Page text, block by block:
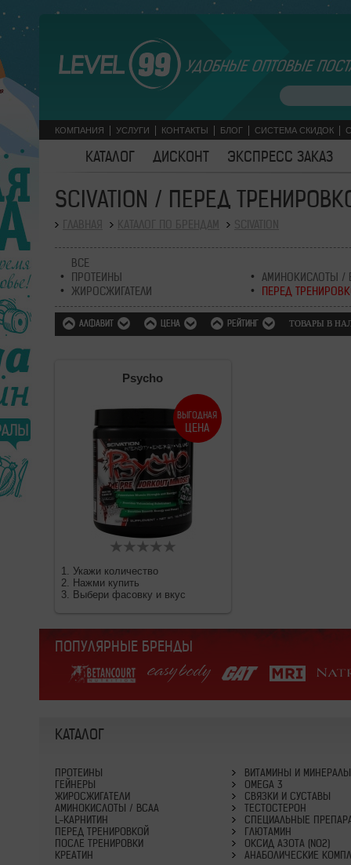
УДОБНЫЕ ОПТОВЫЕ
КОМПАНИЯ УСЛУГИ КОНТАКТЫ БЛОГ СИСТЕМА СКИДОК
КАТАЛОГ ДИСКОНТ ЭКСПРЕСС ЗАКАЗ
SCIVATION / ПЕРЕД
ВСЕ
ПРОТЕИНЫ
ЖИРОСЖИГАТЕЛИ
АМИНОКИСЛОТЫ /
ПЕРЕД
АЛФАВИТ ЦЕНА РЕЙТИНГ ТОВАРЫ В
ВЫГОДНАЯ
ЦЕНА
Psycho
1. Укажи количество
2. Нажми купить
3. Выбери фасовку и вкус
ПОПУЛЯРНЫЕ БРЕНДЫ
КАТАЛОГ
ПРОТЕИНЫ
ГЕЙНЕРЫ
ЖИРОСЖИГАТЕЛИ
АМИНОКИСЛОТЫ / BCAA
L-КАРНИТИН
ПЕРЕД ТРЕНИРОВКОЙ
ПОСЛЕ ТРЕНИРОВКИ
КРЕАТИН
ВИТАМИНЫ И МИНЕРАЛЫ
OMEGA 3
СВЯЗКИ И СУСТАВЫ
ТЕСТОСТЕРОН
СПЕЦИАЛЬНЫЕ
ГЛЮТАМИН
ОКСИД АЗОТА (NO2)
АНАБОЛИЧЕСКИЕ